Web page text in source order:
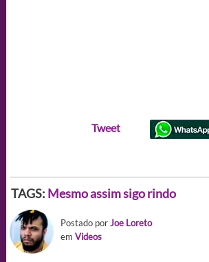
Tweet
TAGS: Mesmo assim sigo rindo
Postado porJoe Loreto
em Videos